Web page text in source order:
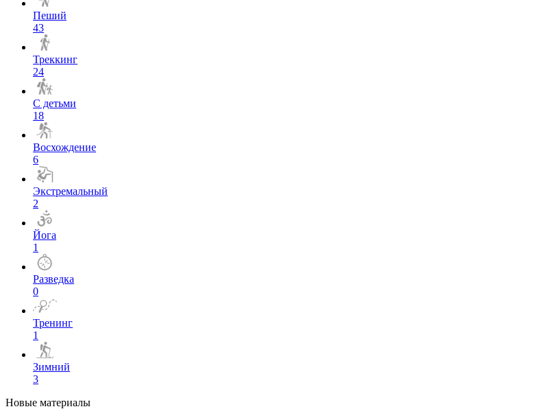
Пеший
43
Треккинг
24
С детьми
18
Восхождение
6
Экстремальный
2
Йога
1
Разведка
0
Тренинг
1
Зимний
3
Новые материалы